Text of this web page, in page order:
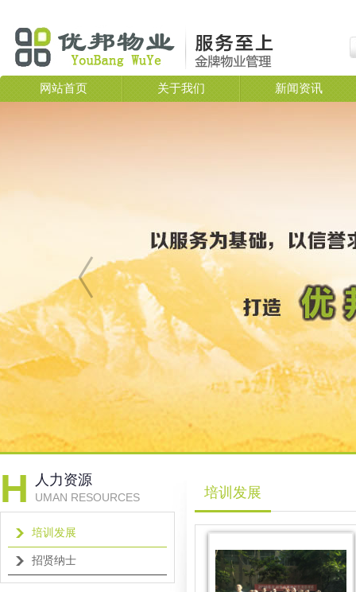
网站首页 关于我们 新闻资讯
H 人力资源
UMAN RESOURCES
培训发展
招贤纳士
培训发展